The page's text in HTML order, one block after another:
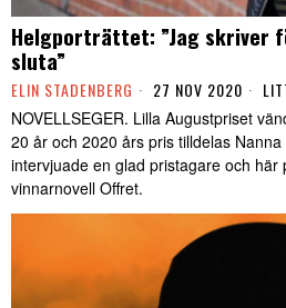
Helgporträttet: ”Jag skriver
sluta”
ELIN STADENBERG 27 NOV 2020
NOVELLSEGER. Lilla Augustpriset
20 år och 2020 års pris tilldelas
intervjuade en glad pristagare och här
vinnarnovell Offret.